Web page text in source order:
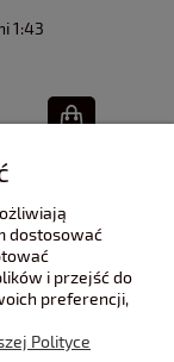
1:43
dostosować
i przejść do
preferencji,
Polityce